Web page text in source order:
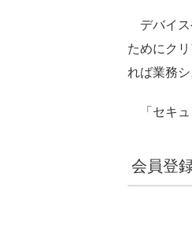
デバイス
ためにク
れば業務
「セキュ
会員登